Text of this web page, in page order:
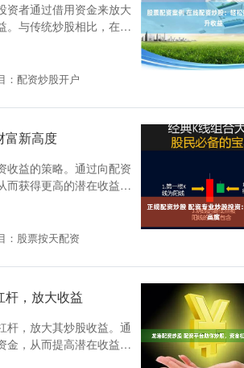
资者通过借用资金来放大
。与传统炒股相比，在线
：配资炒股开户
富新高度
收益的策略。通过向配资
而获得更高的潜在收益。
：股票按天配资
杆，放大收益
杆，放大其炒股收益。通
金，从而提高潜在收益。